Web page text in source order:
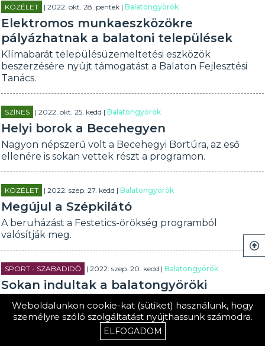
KÖZÉLET | 2022. okt. 28. péntek |Balatongyörök
Elektromos munkaeszközökre
pályázhatnak a balatoni települések
Klímabarát településüzemeltetési eszközök
beszerzésére nyújt támogatást a Balaton Fejlesztési
Tanács.
SZÍNES | 2022. okt. 25. kedd |Balatongyörök
Helyi borok a Becehegyen
Nagyon népszerű volt a Becehegyi Bortúra, az eső
ellenére is sokan vettek részt a programon.
KÖZÉLET | 2022. szep. 27. kedd |Balatongyörök
Megújul a Szépkilátó
A beruházást a Festetics-örökség programból
valósítják meg.
SPORT - SZABADIDŐ | 2022. szep. 20. kedd |Balatongyörök
Sokan indultak a balatongyöröki
Tájékozódási Kalandtúrán
Három különböző nehézségi szintű pályát
választhattak a nevezők a Tájékozódási Kalandtúrán.
Weboldalunkon cookie-kat (sütiket) használunk, hogy
személyre szóló szolgáltatást nyújthassunk számodra.
ELFOGADOM